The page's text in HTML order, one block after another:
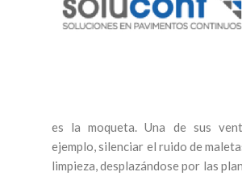
es la moqueta. Una de sus
ejemplo, silenciar el ruido de
limpieza, desplazándose por las